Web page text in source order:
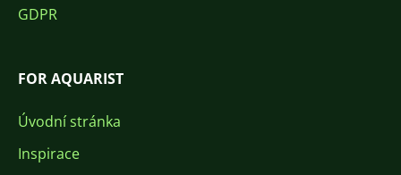
GDPR
FOR AQUARIST
Úvodní stránka
Inspirace